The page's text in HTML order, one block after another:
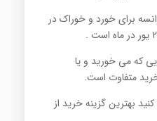
برای خورد و خوراک در
که می خورید و یا
متفاوت است.
بهترین گزینه خرید از